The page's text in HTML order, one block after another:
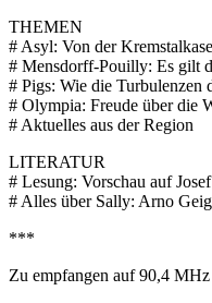
THEMEN
# Asyl: Von der
# Mensdorff-Pouilly: Es gilt
# Pigs: Wie die Turbulenzen
# Olympia: Freude über die
# Aktuelles aus der Region
LITERATUR
# Lesung: Vorschau auf
# Alles über Sally: Arno
***
Zu empfangen auf 90,4